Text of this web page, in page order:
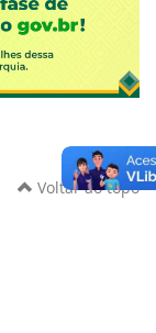
Voltar ao topo